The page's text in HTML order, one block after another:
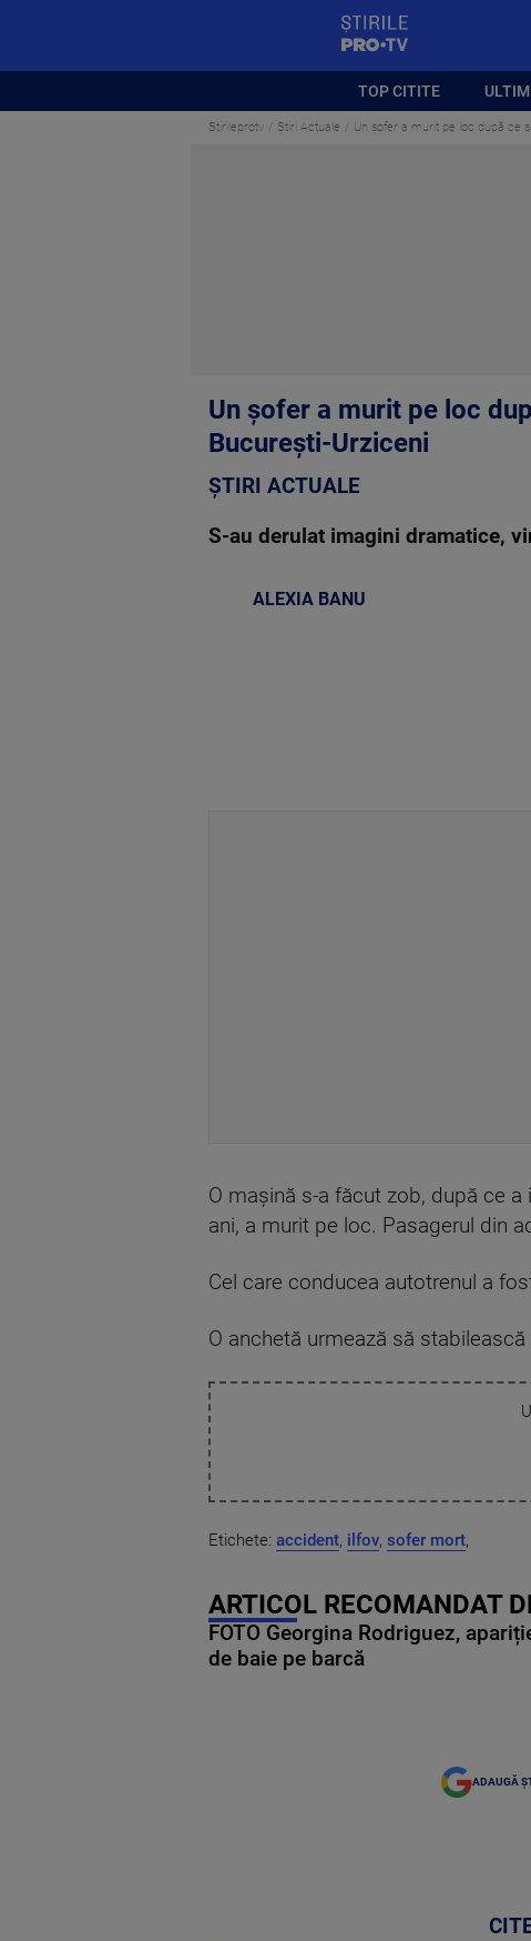
TOP CITITE
Stirileprotv Știri Actuale Un șofer a murit pe loc după ce
Un șofer a murit pe loc
București-Urziceni
ȘTIRI ACTUALE
S-au derulat imagini dramatice,
ALEXIA BANU
O mașină s-a făcut zob, după ce
ani, a murit pe loc. Pasagerul din
Cel care conducea autotrenul a
O anchetă urmează să
Etichete: accident, ilfov, sofer mort,
ARTICOL RECOMANDAT
FOTO Georgina Rodriguez,
de baie pe barcă
ADAUGĂ